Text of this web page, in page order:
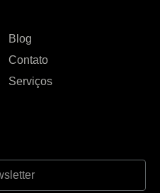
Blog
Contato
Serviços